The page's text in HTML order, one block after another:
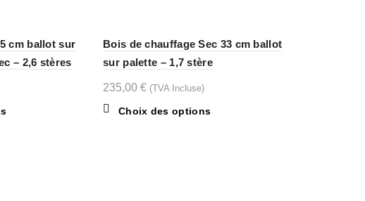
cm ballot sur
– 2,6 stères
Ce
Bois de chauffage Sec 33 cm ballot
sur palette – 1,7 stère
235,00 € (TVA Incluse)
Choix des optionsCe